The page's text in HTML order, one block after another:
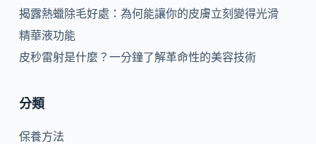
揭露熱蠟除毛好處：為何能讓你的皮膚立刻變得光滑
精華液功能
皮秒雷射是什麼？一分鐘了解革命性的美容技術
分類
保養方法